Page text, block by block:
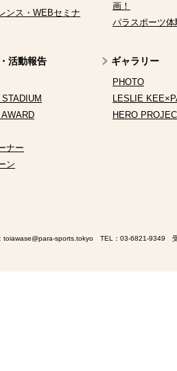
ンス・WEBセミナ
画！
パラスポーツ
活動報告
ナー
ン
ギャラリー
PHOTO
LESLIE
HERO
toiawase@para-sports.tokyo TEL： 03-6821-9349